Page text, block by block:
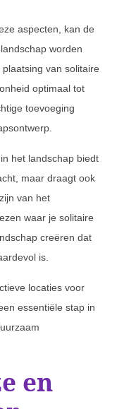
aspecten, kan de
worden
van solitaire
optimaal tot
toevoeging
het landschap biedt
maar draagt ook
van het
waar je solitaire
creëren dat
is.
locaties voor
essentiële stap in
en